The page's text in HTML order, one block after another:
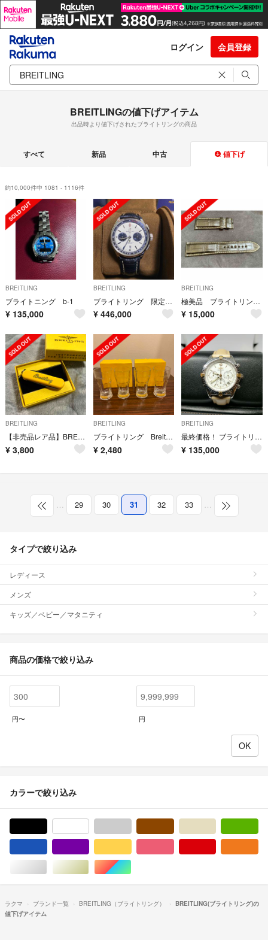
ログイン 会員登録
BREITLINGの値下げアイテム
出品時より値下げされたブライトリングの商品
すべて 新品 中古 値下げ
約10,000件中 1081 - 1116件
BREITLING
ブライトニング b-1
¥ 135,000
BREITLING
ブライトリング 限定品プレミエ
¥ 446,000
BREITLING
極美品 ブライトリング クロコダイル レザー ベルト 黒 24mm
¥ 15,000
BREITLING
【非売品レア品】BREITLING マルチツール ナイフ ノベルティ
¥ 3,800
BREITLING
ブライトリング Breitling ペアグラス
¥ 2,480
BREITLING
最終価格！ ブライトリング コックピット B30012 コンビモデル
¥ 135,000
… 29 30 31 32 33 …
タイプで絞り込み
レディース
メンズ
キッズ／ベビー／マタニティ
商品の価格で絞り込み
円〜 円
カラーで絞り込み
シルバー/銀色系ゴールド/金色系マルチカラー
ラクマ ブランド一覧 BREITLING（ブライトリング）
BREITLING(ブライトリング)の
値下げアイテム